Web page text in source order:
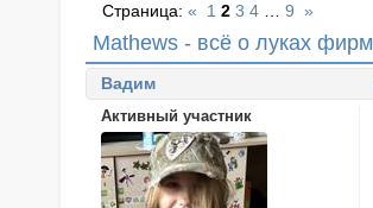
Mathews - всё о луках
Страница:« 1 2 3 4 9 »
Вадим
Активный участник